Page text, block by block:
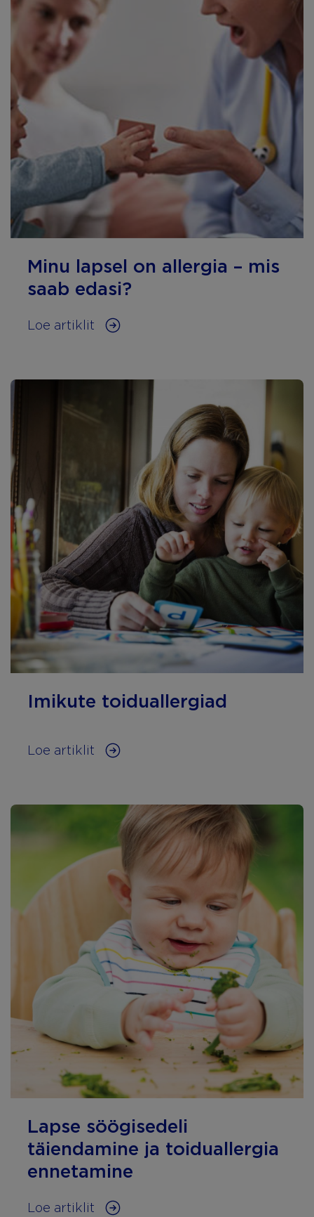
Minu lapsel on allergia – mis
saab edasi?
Loe artiklit
Imikute toiduallergiad
Loe artiklit
Lapse söögisedeli
täiendamine ja toiduallergia
ennetamine
Loe artiklit